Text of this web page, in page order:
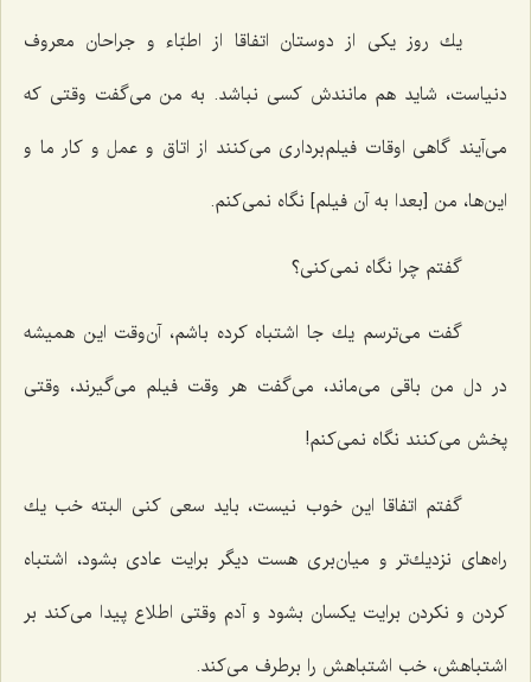
یك روز یكی از دوستان اتفاقا از اطبّاء و جراحان معروف
دنیاست، شاید هم مانندش كسی نباشد. به من می‌گفت وقتی كه
می‌آیند گاهی اوقات فیلم‌برداری می‌كنند از اتاق و عمل و كار ما و
این‌ها، من [بعدا به آن فیلم‌] نگاه نمی‌كنم.
گفتم چرا نگاه نمی‌كنی؟
گفت می‌ترسم یك جا اشتباه كرده باشم، آن‌وقت این همیشه
در دل من باقی می‌ماند، می‌گفت هر وقت فیلم می‌گیرند، وقتی
پخش می‌كنند نگاه نمی‌كنم!
گفتم اتفاقا این خوب نیست، باید سعی كنی البته خب یك
راه‌های نزدیك‌تر و میان‌بری هست دیگر برایت عادی بشود، اشتباه
كردن و نكردن برایت یكسان بشود و آدم وقتی اطلاع پیدا می‌كند بر
اشتباهش، خب اشتباهش را برطرف می‌كند.